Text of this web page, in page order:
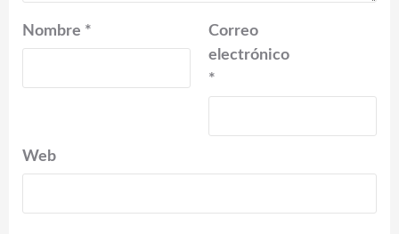
Nombre *
Correo
electrónico
*
Web